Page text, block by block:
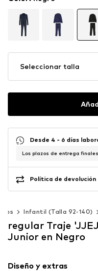
Seleccionar talla
Desde 4 - 6 días
Los plazos de entrega
Política de devolución
Infantil (Talla 92-140)
regular Traje
Junior en Negro
Diseño y extras